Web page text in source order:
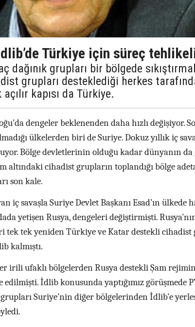
Türkiye için süreç
dağınık grupları bir bölgede
grupları desteklediği herkes
kapısı da Türkiye.
dengeler beklenenden daha hızlı değişiyor.
ülkelerden biri de Suriye. Dokuz yıllık iç
Bölge devletlerinin olduğu kadar dünyanın
altındaki cihadist grupların toplandığı bölge
son kale.
iç savaşla Suriye Devlet Başkanı Esad’ın
yetişen Rusya, dengeleri değiştirmişti.
tek tek yeniden Türkiye ve Katar destekli
kalmıştı.
irili ufaklı bölgelerden Rusya destekli Şam
İdlib konusunda yaptığımız görüşmede
Suriye’nin diğer bölgelerinden İdlib’e